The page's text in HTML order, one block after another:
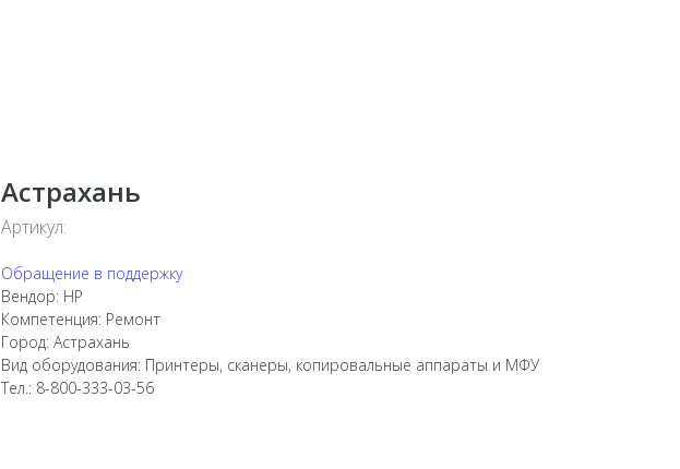
Астрахань
Артикул:
Обращение в поддержку
Вендор: HP
Компетенция: Ремонт
Город: Астрахань
Вид оборудования: Принтеры, сканеры, копировальные аппараты и МФУ
Тел.: 8-800-333-03-56